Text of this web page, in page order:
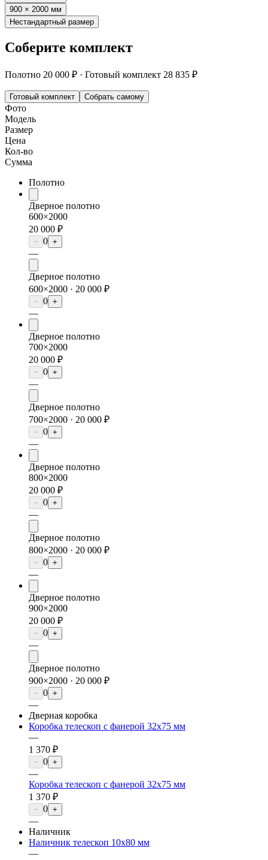
900 × 2000 мм
Нестандартный размер
Соберите комплект
Полотно 20 000 ₽ · Готовый комплект 28 835 ₽
Готовый комплект Собрать самому
Фото
Модель
Размер
Цена
Кол-во
Сумма
Полотно
Дверное полотно
600×2000
20 000 ₽
− 0 +
—
Дверное полотно
600×2000 · 20 000 ₽
− 0 +
—
Дверное полотно
700×2000
20 000 ₽
− 0 +
—
Дверное полотно
700×2000 · 20 000 ₽
− 0 +
—
Дверное полотно
800×2000
20 000 ₽
− 0 +
—
Дверное полотно
800×2000 · 20 000 ₽
− 0 +
—
Дверное полотно
900×2000
20 000 ₽
− 0 +
—
Дверное полотно
900×2000 · 20 000 ₽
− 0 +
—
Дверная коробка
Коробка телескоп с фанерой 32х75 мм
—
1 370 ₽
− 0 +
—
Коробка телескоп с фанерой 32х75 мм
1 370 ₽
− 0 +
—
Наличник
Наличник телескоп 10х80 мм
—